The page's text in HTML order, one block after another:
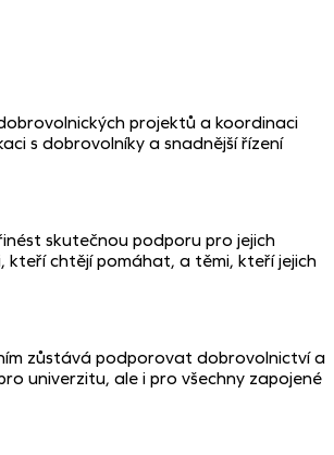
projektů a koordinaci
s dobrovolníky a snadnější řízení
skutečnou podporu pro jejich
kteří chtějí pomáhat, a těmi, kteří jejich
zůstává podporovat dobrovolnictví a
univerzitu, ale i pro všechny zapojené